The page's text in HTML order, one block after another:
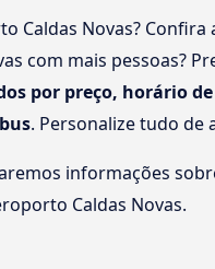
Caldas Novas?
com mais pessoas?
por preço, horário
. Personalize tudo de
informações
Caldas Novas.